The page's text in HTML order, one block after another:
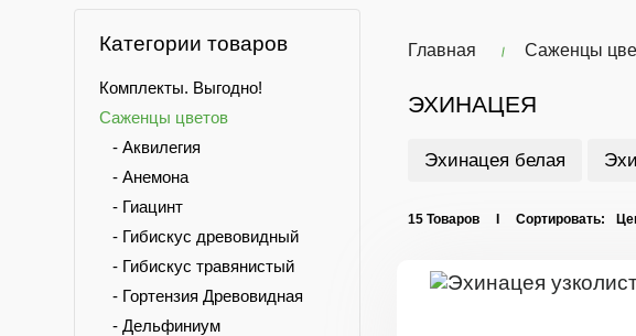
Категории товаров
Комплекты. Выгодно!
Саженцы цветов
- Аквилегия
- Анемона
- Гиацинт
- Гибискус древовидный
- Гибискус травянистый
- Гортензия Древовидная
- Дельфиниум
Главная Саженцы
ЭХИНАЦЕЯ
Эхинацея белая
15 Товаров I Сортировать: